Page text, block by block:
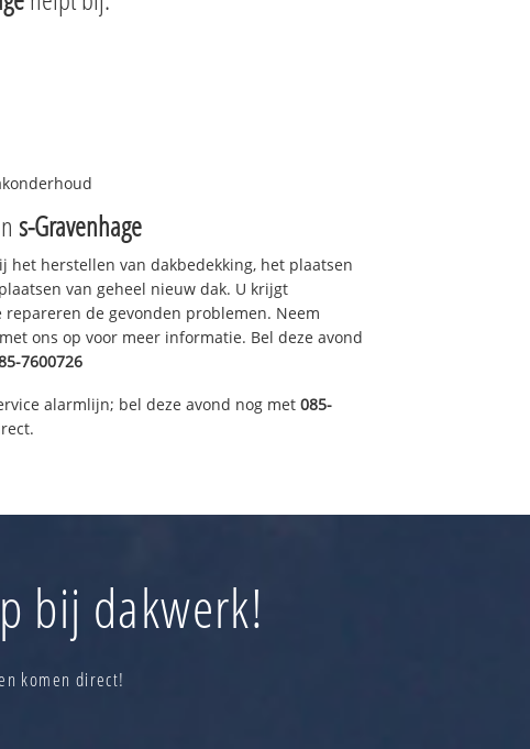
s-Gravenhage
het herstellen van dakbedekking, het plaatsen
van geheel nieuw dak. U krijgt
repareren de gevonden problemen. Neem
ons op voor meer informatie. Bel deze avond
7600726
alarmlijn; bel deze avond nog met 085-
bij dakwerk!
komen direct!